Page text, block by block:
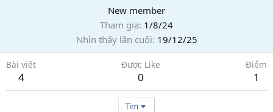
New member
Tham gia 1/8/24
Nhìn thấy lần cuối 19/12/25
Bài viết
4
Được Like
0
Điểm
1
Tìm